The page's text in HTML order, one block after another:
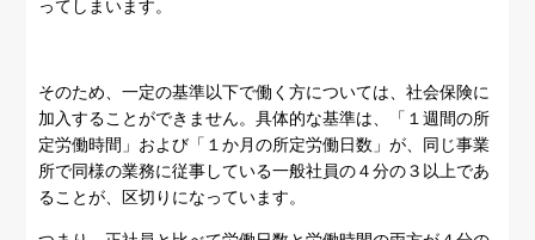
ってしまいます。
そのため、一定の基準以下で働く方については、社会保険に
加入することができません。具体的な基準は、「１週間の所
定労働時間」および「１か月の所定労働日数」が、同じ事業
所で同様の業務に従事している一般社員の４分の３以上であ
ることが、区切りになっています。